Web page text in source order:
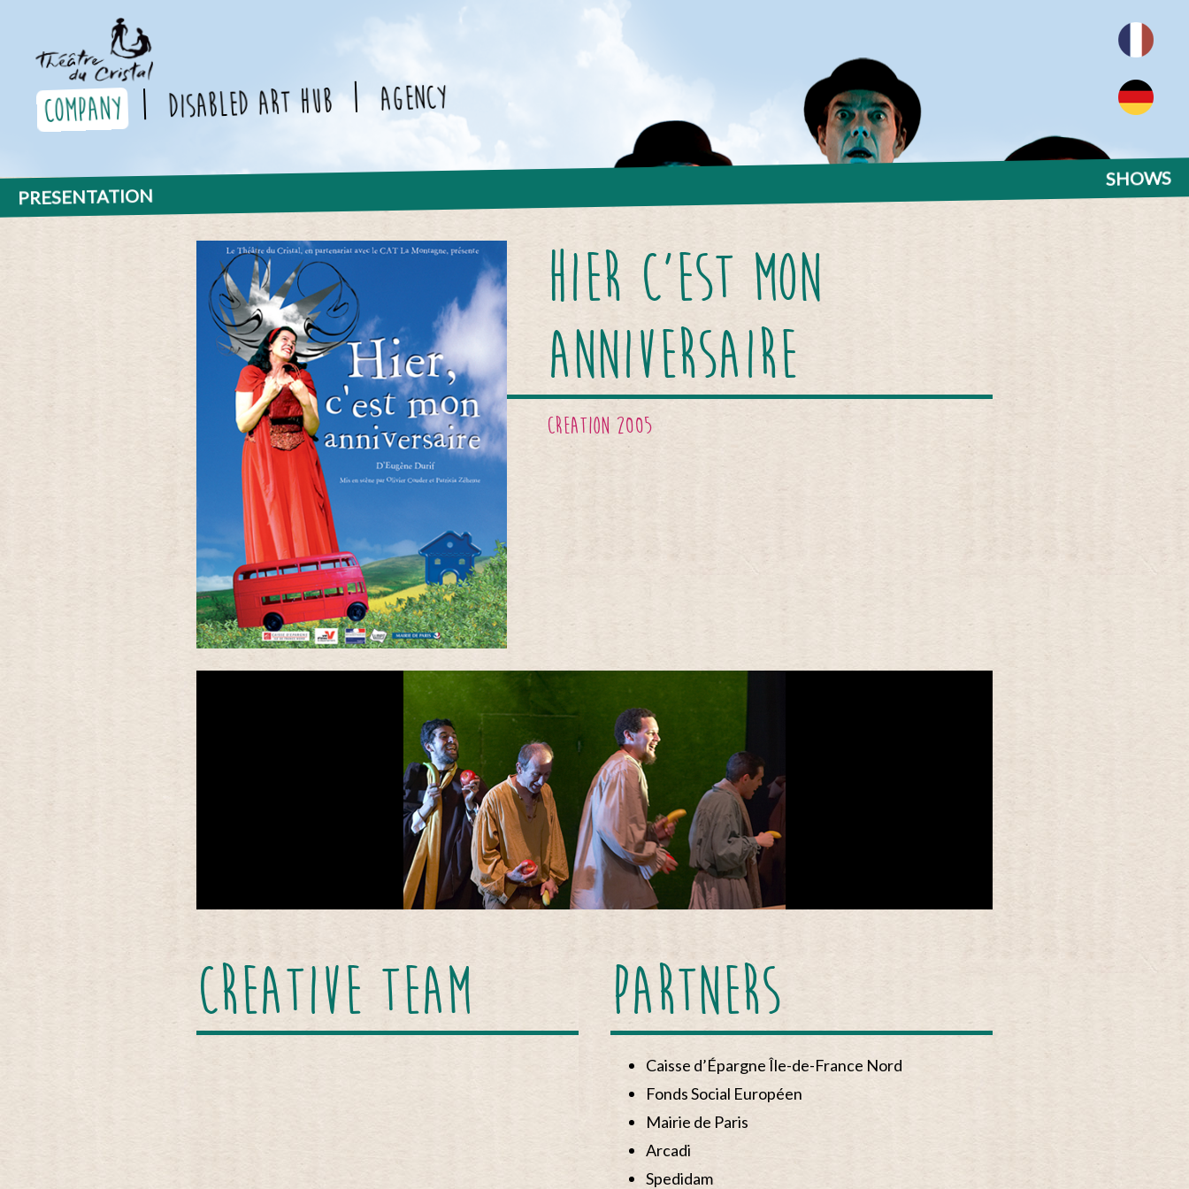
company Disabled Art Hub agency
PRESENTATION
SHOWS
HIER C’EST MON
ANNIVERSAIRE
creation 2005
CREATIVE TEAM PARTNERS
Caisse d’Épargne Île-de-France Nord
Fonds Social Européen
Mairie de Paris
Arcadi
Spedidam